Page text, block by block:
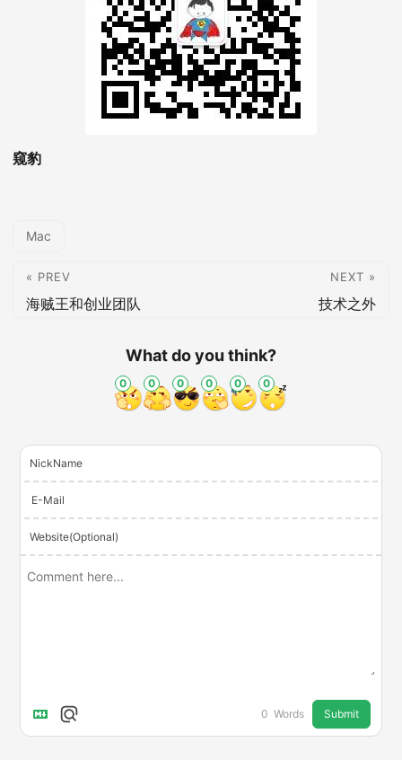
窥豹
Mac
« PREV
海贼王和创业团队
NEXT »
技术之外
What do you think?
0 0 0 0 0 0
NickName
E-Mail
Website(Optional)
0 Words Submit